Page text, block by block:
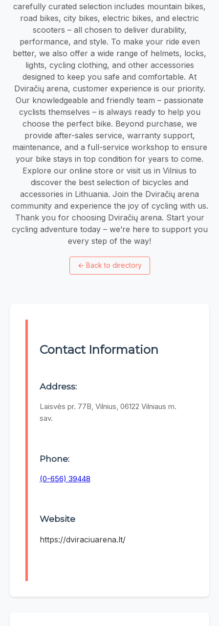
carefully curated selection includes mountain bikes,
road bikes, city bikes, electric bikes, and electric
scooters – all chosen to deliver durability,
performance, and style. To make your ride even
better, we also offer a wide range of helmets, locks,
lights, cycling clothing, and other accessories
designed to keep you safe and comfortable. At
Dviračių arena, customer experience is our priority.
Our knowledgeable and friendly team – passionate
cyclists themselves – is always ready to help you
choose the perfect bike. Beyond purchase, we
provide after-sales service, warranty support,
maintenance, and a full-service workshop to ensure
your bike stays in top condition for years to come.
Explore our online store or visit us in Vilnius to
discover the best selection of bicycles and
accessories in Lithuania. Join the Dviračių arena
community and experience the joy of cycling with us.
Thank you for choosing Dviračių arena. Start your
cycling adventure today – we’re here to support you
every step of the way!
← Back to directory
Contact Information
Address:
Laisvės pr. 77B, Vilnius, 06122 Vilniaus m.
sav.
Phone:
(0-656) 39448
Website
https://dviraciuarena.lt/